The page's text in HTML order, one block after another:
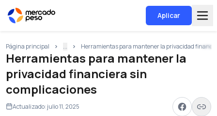
Aplicar
Página principal ... Herramientas para mantener la privacidad
Herramientas para mantener la
privacidad financiera sin
complicaciones
Actualizado: julio 11, 2025